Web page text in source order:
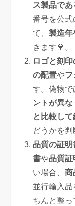
ス製品であ
番号を公式
て、製造年
きます💎。
ロゴと刻印
の配置やフ
す。偽物で
ントが異な
と比較し
どうかを判
品質の証明
書や品質証
い場合、商
並行輸入品
ちんと整っ